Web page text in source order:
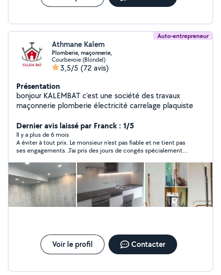
devoir payer la prestation. Je vais devoir casser le parquet afin
Auto-entrepreneur
Athmane Kalem
Plomberie, maçonnerie,
Courbevoie (Blondel)
3,5/5 (72 avis)
Présentation
bonjour KALEMBAT c'est une société des travaux
maçonnerie plomberie électricité carrelage plaquiste
Dernier avis laissé par Franck : 1/5
Il y a plus de 6 mois
A éviter à tout prix. Le monsieur n’est pas fiable et ne tient pas
ses engagements. J’ai pris des jours de congés spécialement
Voir le profil Contacter